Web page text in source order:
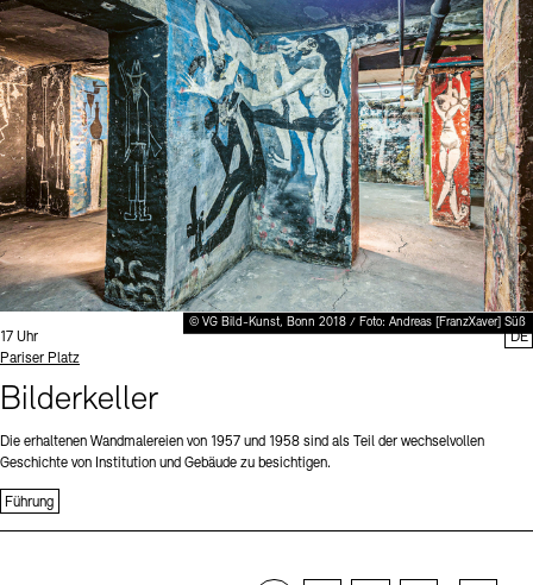
© VG Bild-Kunst, Bonn 2018 / Foto: Andreas [FranzXaver] Süß
Uhrzeit:
17 Uhr
Standort
Pariser Platz
Bilderkeller
Die erhaltenen Wandmalereien von 1957 und 1958 sind als Teil der wechselvollen
Geschichte von Institution und Gebäude zu besichtigen.
Führung
DE